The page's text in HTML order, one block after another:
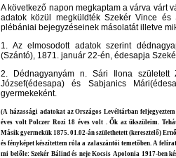
A következő napon megkaptam a várva várt
adatok közül megküldték Szekér Vince és
plébániai bejegyzéseinek másolatát illetve
1. Az elmosodott adatok szerint
(Szántó), 1871. január 22-én, édesapja
2. Dédnagyanyám n. Sári Ilona
József(édesapa) és Sabjanics
gyermekeként.
(A házassági adatokat az Országos Levéltárban
éves volt Polczer Rozi 18 éves volt . Ők az ükszüleim.
Másik gyermekük 1875. 01.02-án születhetett (keresztelő)
és fényképet készítettem róla a zalaszántói temetőben. A
mi belőle: Szekér Bálind és neje Kocsis Apolonia 1917-ben